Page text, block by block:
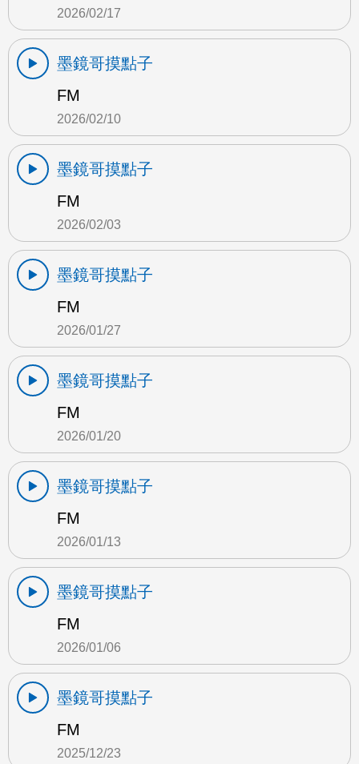
2026/02/17
墨鏡哥摸點子
FM
2026/02/10
墨鏡哥摸點子
FM
2026/02/03
墨鏡哥摸點子
FM
2026/01/27
墨鏡哥摸點子
FM
2026/01/20
墨鏡哥摸點子
FM
2026/01/13
墨鏡哥摸點子
FM
2026/01/06
墨鏡哥摸點子
FM
2025/12/23